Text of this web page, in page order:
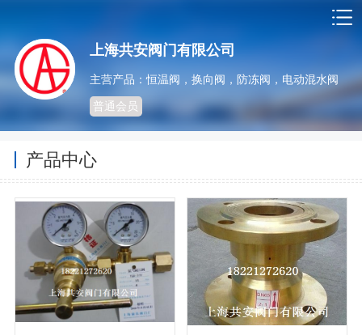
上海共安阀门有限公司
主营产品：恒温阀，换向阀，防冻阀，电动混水阀
普通会员
产品中心